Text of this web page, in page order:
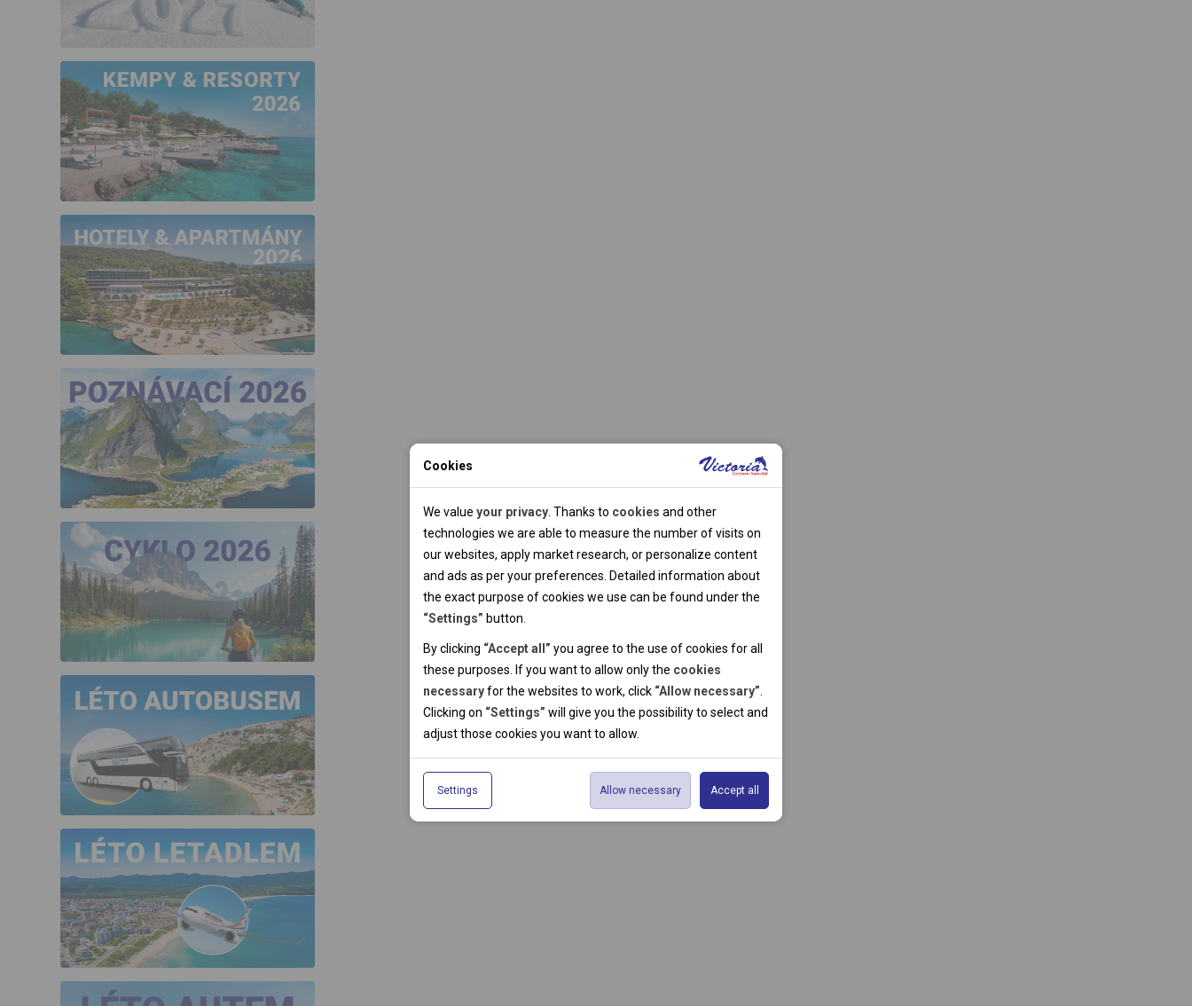
Cookies
We value your privacy . Thanks to cookies and other
technologies we are able to measure the number of visits on
our websites, apply market research, or personalize content
and ads as per your preferences. Detailed information about
the exact purpose of cookies we use can be found under the
“Settings” button.
By clicking “Accept all” you agree to the use of cookies for all
these purposes. If you want to allow only the cookies
necessaryfor the websites to work, click “Allow necessary”
Clicking on “Settings” will give you the possibility to select and
adjust those cookies you want to allow.
Settings Accept all
Allow necessary
Technical cookies help the websites to work properly by
allowing basic functionalities like navigation and access to the
secured sections of the websites. The websites cannot work
properly without these cookies.
Analytical cookies
Thanks to the analytical cookies we are able to measure visits
of the websites, sources of visits, ads performance and their
reach. Data collected this way is processed anonymously
without any link to a specific user. Without your consent for
our use of analytical cookies, we are not able to analyze and
optimize the websites' performance.
Personal cookies
Personal cookies allow us adjust the websites' content per
your specific needs and preferencies. Denying the use of
personal cookies may lead to displaying information of no use
for the particular user, and irrelevant offers or
recommendations.
Marketing cookies
The use of marketing cookies facilitate displaying of relevant
advertisements by either us or a third party on our or third
party websites. Theese type of cookies helps us to create